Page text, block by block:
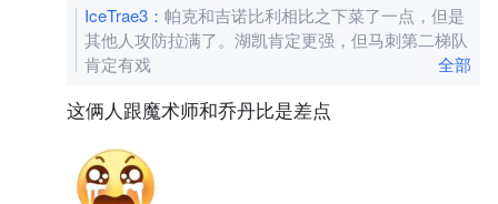
IceTrae3 ： 帕克和吉诺比利相比之下菜了一点，但是
其他人攻防拉满了。湖凯肯定更强，但马刺第二梯队
肯定有戏
全部
这俩人跟魔术师和乔丹比是差点